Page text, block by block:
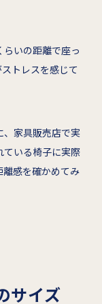
いの距離で座っ
トレスを感じて
、家具販売店で実
ている椅子に実際
離感を確かめてみ
サイズ